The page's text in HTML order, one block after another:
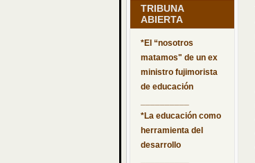
TRIBUNA
ABIERTA
*El “nosotros
matamos" de un ex
ministro fujimorista
de educación
*La educación como
herramienta del
desarrollo